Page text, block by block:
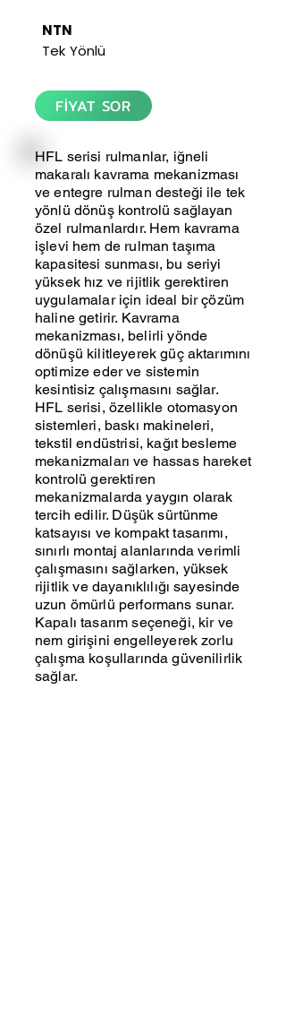
NTN
Tek Yönlü
FİYAT SOR
HFL serisi rulmanlar, iğneli
makaralı kavrama mekanizması
ve entegre rulman desteği ile tek
yönlü dönüş kontrolü sağlayan
özel rulmanlardır. Hem kavrama
işlevi hem de rulman taşıma
kapasitesi sunması, bu seriyi
yüksek hız ve rijitlik gerektiren
uygulamalar için ideal bir çözüm
haline getirir. Kavrama
mekanizması, belirli yönde
dönüşü kilitleyerek güç aktarımını
optimize eder ve sistemin
kesintisiz çalışmasını sağlar.
HFL serisi, özellikle otomasyon
sistemleri, baskı makineleri,
tekstil endüstrisi, kağıt besleme
mekanizmaları ve hassas hareket
kontrolü gerektiren
mekanizmalarda yaygın olarak
tercih edilir. Düşük sürtünme
katsayısı ve kompakt tasarımı,
sınırlı montaj alanlarında verimli
çalışmasını sağlarken, yüksek
rijitlik ve dayanıklılığı sayesinde
uzun ömürlü performans sunar.
Kapalı tasarım seçeneği, kir ve
nem girişini engelleyerek zorlu
çalışma koşullarında güvenilirlik
sağlar.